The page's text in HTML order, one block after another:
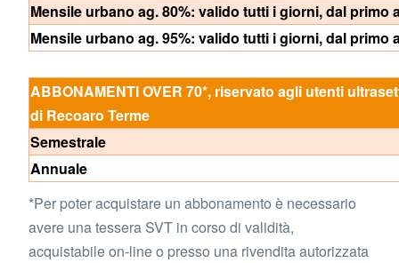
Mensile urbano ag. 80%: valido tutti i giorni, dal primo
Mensile urbano ag. 95%: valido tutti i giorni, dal primo
ABBONAMENTI OVER 70*, riservato agli utenti
di Recoaro Terme
Semestrale
Annuale
*Per poter acquistare un abbonamento è necessario
avere una tessera SVT in corso di validità,
acquistabile on-line o presso una rivendita autorizzata